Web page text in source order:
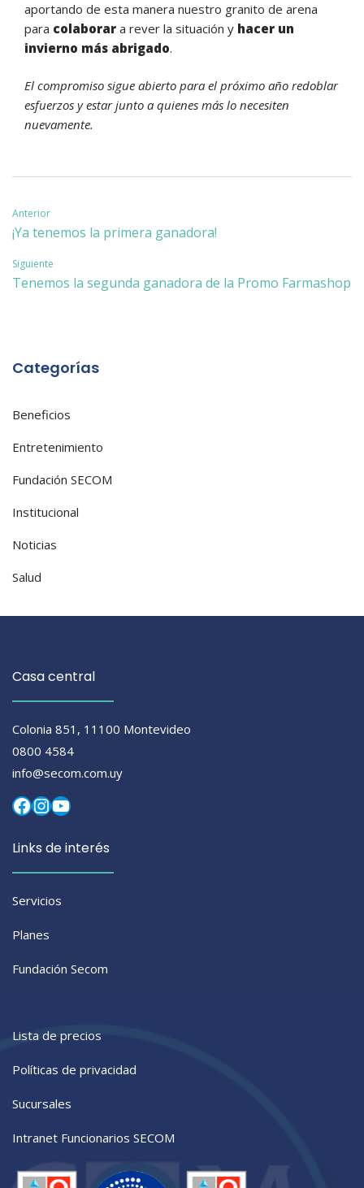
aportando de esta manera nuestro granito de arena
para colaborar a rever la situación y hacer un
invierno más abrigado.
El compromiso sigue abierto para el próximo año redoblar
esfuerzos y estar junto a quienes más lo necesiten
nuevamente.
Navegación
de
entradas
Anterior
¡Ya tenemos la primera ganadora!
Siguiente
Tenemos la segunda ganadora de la Promo Farmashop
Categorías
Beneficios
Entretenimiento
Fundación SECOM
Institucional
Noticias
Salud
Casa central
Colonia 851, 11100 Montevideo
0800 4584
info@secom.com.uy
Facebook
Instagram
YouTube
Links de interés
Servicios
Planes
Fundación Secom
Lista de precios
Políticas de privacidad
Sucursales
Intranet Funcionarios SECOM